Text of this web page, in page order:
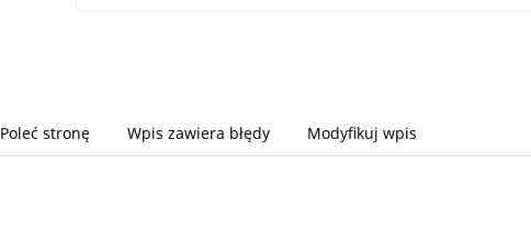
Poleć stronę Wpis zawiera błędy Modyfikuj wpis